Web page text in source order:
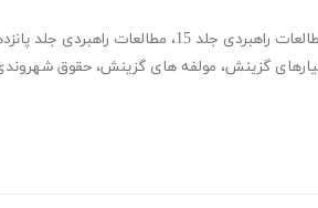
راهبردی جلد 15 ، مطالعات راهبردی جلد
گزینش، مولفه های گزینش، حقوق